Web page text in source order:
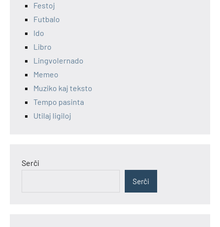
Festoj
Futbalo
Ido
Libro
Lingvolernado
Memeo
Muziko kaj teksto
Tempo pasinta
Utilaj ligiloj
Serĉi
Serĉi